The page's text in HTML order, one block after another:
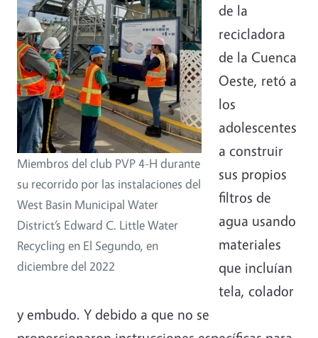
Miembros del club PVP 4-H durante
su recorrido por las instalaciones del
West Basin Municipal Water
District’s Edward C. Little Water
Recycling en El Segundo, en
diciembre del 2022
de la
recicladora
de la Cuenca
Oeste, retó a
los
adolescentes
a construir
sus propios
filtros de
agua usando
materiales
que incluían
tela, colador
y embudo. Y debido a que no se